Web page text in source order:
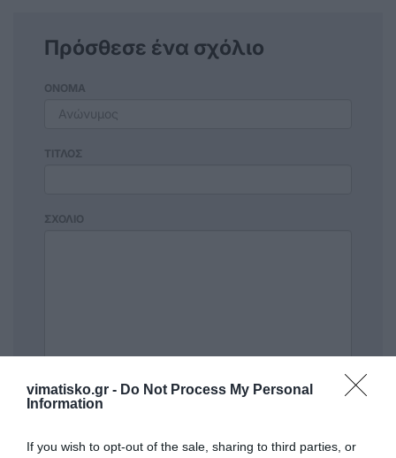
vimatisko.gr - Do Not Process My Personal
Information
If you wish to opt-out of the sale, sharing to third parties, or
Πρόσθεσε ένα σχόλιο
ΟΝΟΜΑ
ΤΙΤΛΟΣ
ΣΧΟΛΙΟ